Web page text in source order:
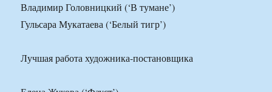
Владимир Головницкий (‘В тумане’)
Гульсара Мукатаева (‘Белый тигр’)
Лучшая работа художника-постановщика